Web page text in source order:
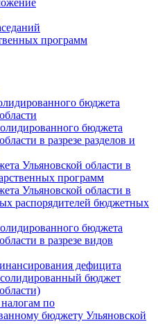
программ
бюджета
бюджета
в разрезе разделов и
Ульяновской области в
программ
Ульяновской области в
распорядителей бюджетных
бюджета
в разрезе видов
дефицита
бюджет
по
бюджету Ульяновской